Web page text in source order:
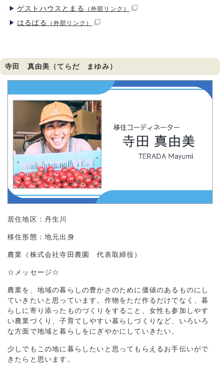
ゲストハウスとまる （外部リンク）
はるばる （外部リンク）
寺田 真由美（てらだ まゆみ）
居住地区：丹生川
移住形態：地元出身
農業（株式会社寺田農園 代表取締役）
☆メッセージ☆
農業を、地域の暮らしの豊かさのために価値のあるものにし
ていきたいと思っています。作物をただ作るだけでなく、暮
らしに寄り添ったものづくりをすること、女性も参加しやす
い農業づくり、子育てしやすい暮らしづくりなど、いろいろ
な方面で地域と暮らしをにぎやかにしていきたい。
少しでもこの地に暮らしたいと思ってもらえるお手伝いがで
きたらと思います。